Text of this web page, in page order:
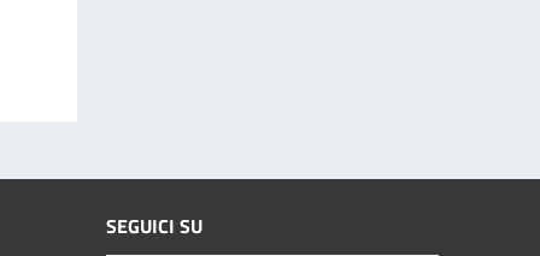
SEGUICI SU